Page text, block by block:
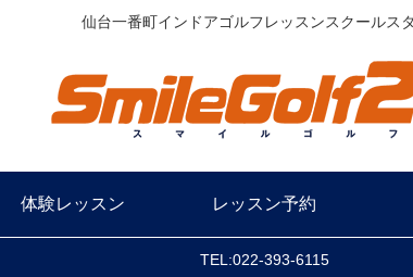
仙台一番町インドアゴルフレッスンスクールス
体験レッスン レッスン予約
TEL:022-393-6115